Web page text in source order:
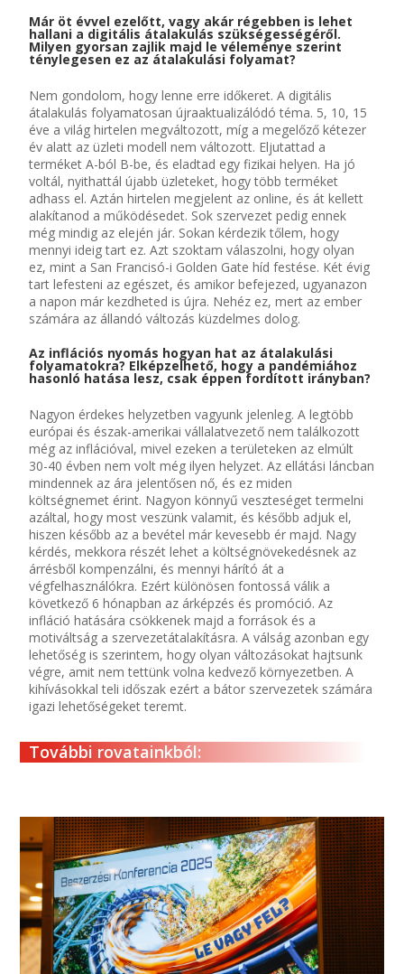
Már öt évvel ezelőtt, vagy akár régebben is lehet
hallani a digitális átalakulás szükségességéről.
Milyen gyorsan zajlik majd le véleménye szerint
ténylegesen ez az átalakulási folyamat?
Nem gondolom, hogy lenne erre időkeret. A digitális
átalakulás folyamatosan újraaktualizálódó téma. 5, 10, 15
éve a világ hirtelen megváltozott, míg a megelőző kétezer
év alatt az üzleti modell nem változott. Eljutattad a
terméket A-ból B-be, és eladtad egy fizikai helyen. Ha jó
voltál, nyithattál újabb üzleteket, hogy több terméket
adhass el. Aztán hirtelen megjelent az online, és át kellett
alakítanod a működésedet. Sok szervezet pedig ennek
még mindig az elején jár. Sokan kérdezik tőlem, hogy
mennyi ideig tart ez. Azt szoktam válaszolni, hogy olyan
ez, mint a San Francisó-i Golden Gate híd festése. Két évig
tart lefesteni az egészet, és amikor befejezed, ugyanazon
a napon már kezdheted is újra. Nehéz ez, mert az ember
számára az állandó változás küzdelmes dolog.
Az inflációs nyomás hogyan hat az átalakulási
folyamatokra? Elképzelhető, hogy a pandémiához
hasonló hatása lesz, csak éppen fordított irányban?
Nagyon érdekes helyzetben vagyunk jelenleg. A legtöbb
európai és észak-amerikai vállalatvezető nem találkozott
még az inflációval, mivel ezeken a területeken az elmúlt
30-40 évben nem volt még ilyen helyzet. Az ellátási láncban
mindennek az ára jelentősen nő, és ez miden
költségnemet érint. Nagyon könnyű veszteséget termelni
azáltal, hogy most veszünk valamit, és később adjuk el,
hiszen később az a bevétel már kevesebb ér majd. Nagy
kérdés, mekkora részét lehet a költségnövekedésnek az
árrésből kompenzálni, és mennyi hárító át a
végfelhasználókra. Ezért különösen fontossá válik a
következő 6 hónapban az árképzés és promóció. Az
infláció hatására csökkenek majd a források és a
motiváltság a szervezetátalakításra. A válság azonban egy
lehetőség is szerintem, hogy olyan változásokat hajtsunk
végre, amit nem tettünk volna kedvező környezetben. A
kihívásokkal teli időszak ezért a bátor szervezetek számára
igazi lehetőségeket teremt.
További rovatainkból: